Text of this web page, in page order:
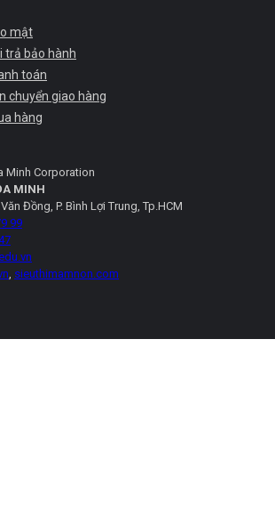
mật
trả bảo hành
toán
chuyển giao hàng
hàng
Minh Corporation
MINH
Đồng, P. Bình Lợi Trung, Tp.HCM
99
, sieuthimamnon.com